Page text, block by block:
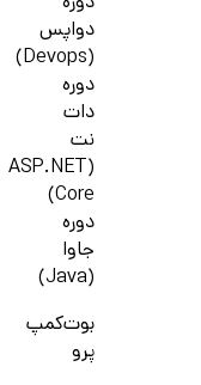
دواپس
(Devops)
دوره
دات
نت
(ASP.NET
Core)
دوره
جاوا
(Java)
بوت‌کمپ
پرو